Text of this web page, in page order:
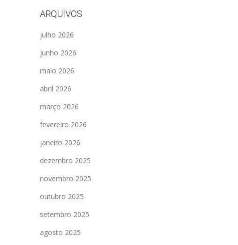
ARQUIVOS
julho 2026
junho 2026
maio 2026
abril 2026
março 2026
fevereiro 2026
janeiro 2026
dezembro 2025
novembro 2025
outubro 2025
setembro 2025
agosto 2025